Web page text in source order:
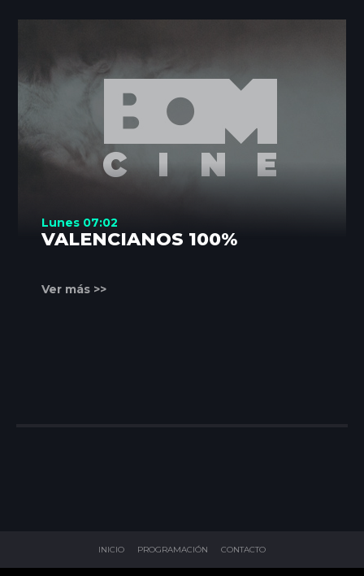
Lunes 07:02
VALENCIANOS 100%
Ver más >>
INICIO PROGRAMACIÓN CONTACTO